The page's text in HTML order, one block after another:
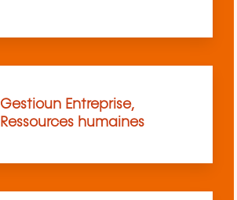
Gestioun Entreprise,
Ressources humaines